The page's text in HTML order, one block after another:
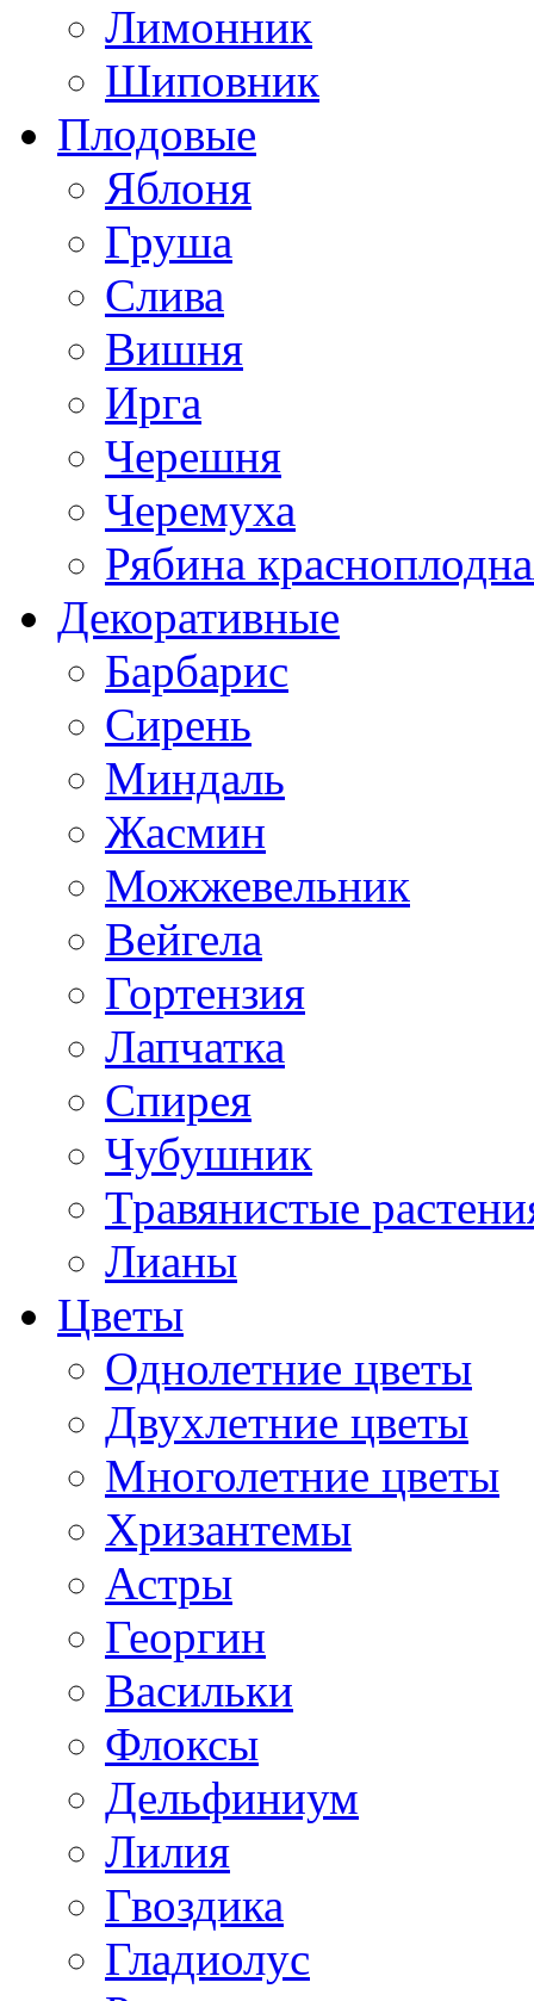
Лимонник
Шиповник
Плодовые
Яблоня
Груша
Слива
Вишня
Ирга
Черешня
Черемуха
Рябина
Декоративные
Барбарис
Сирень
Миндаль
Жасмин
Можжевельник
Вейгела
Гортензия
Лапчатка
Спирея
Чубушник
Травянистые
Лианы
Цветы
Однолетние цветы
Двухлетние цветы
Многолетние цветы
Хризантемы
Астры
Георгин
Васильки
Флоксы
Дельфиниум
Лилия
Гвоздика
Гладиолус